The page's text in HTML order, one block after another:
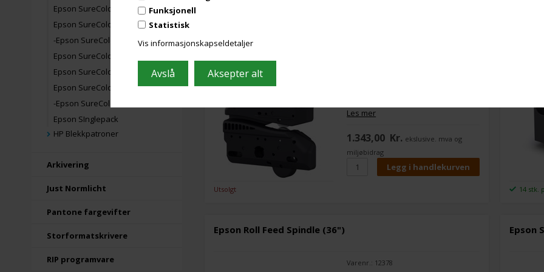
Funksjonell
Statistisk
Vis informasjonskapseldetaljer
Epson SureColor T5400
Epson SureColor T5405
-Epson SureColor T5700D
Epson SureColor T7000
Epson SureColor T7200
Epson SureColor T7700D
-Epson SureColor T7700DL
Epson SInglepack
HP Blekkpatroner
Arkivering
Just Normlicht
Pantone fargevifter
Storformatskrivere
RIP programvare
Utsolgt
Les mer
1.343,00 Kr. ekslusive. mva og
miljøbidrag
14 stk.
Epson Roll Feed Spindle (36")
Varenr.: 12378
Epson